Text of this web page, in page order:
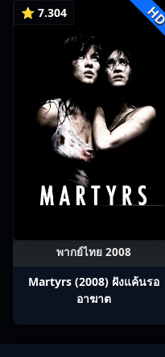
⭐ 7.304
พากย์ไทย 2008
Martyrs (2008) ฝังแค้นรอ
อาฆาต